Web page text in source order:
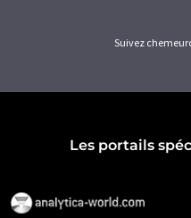
Suivez
Les portails